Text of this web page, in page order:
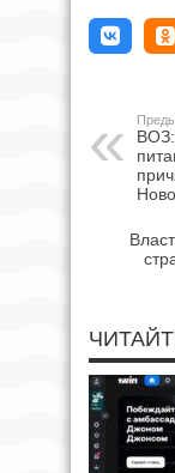
ВОЗ: